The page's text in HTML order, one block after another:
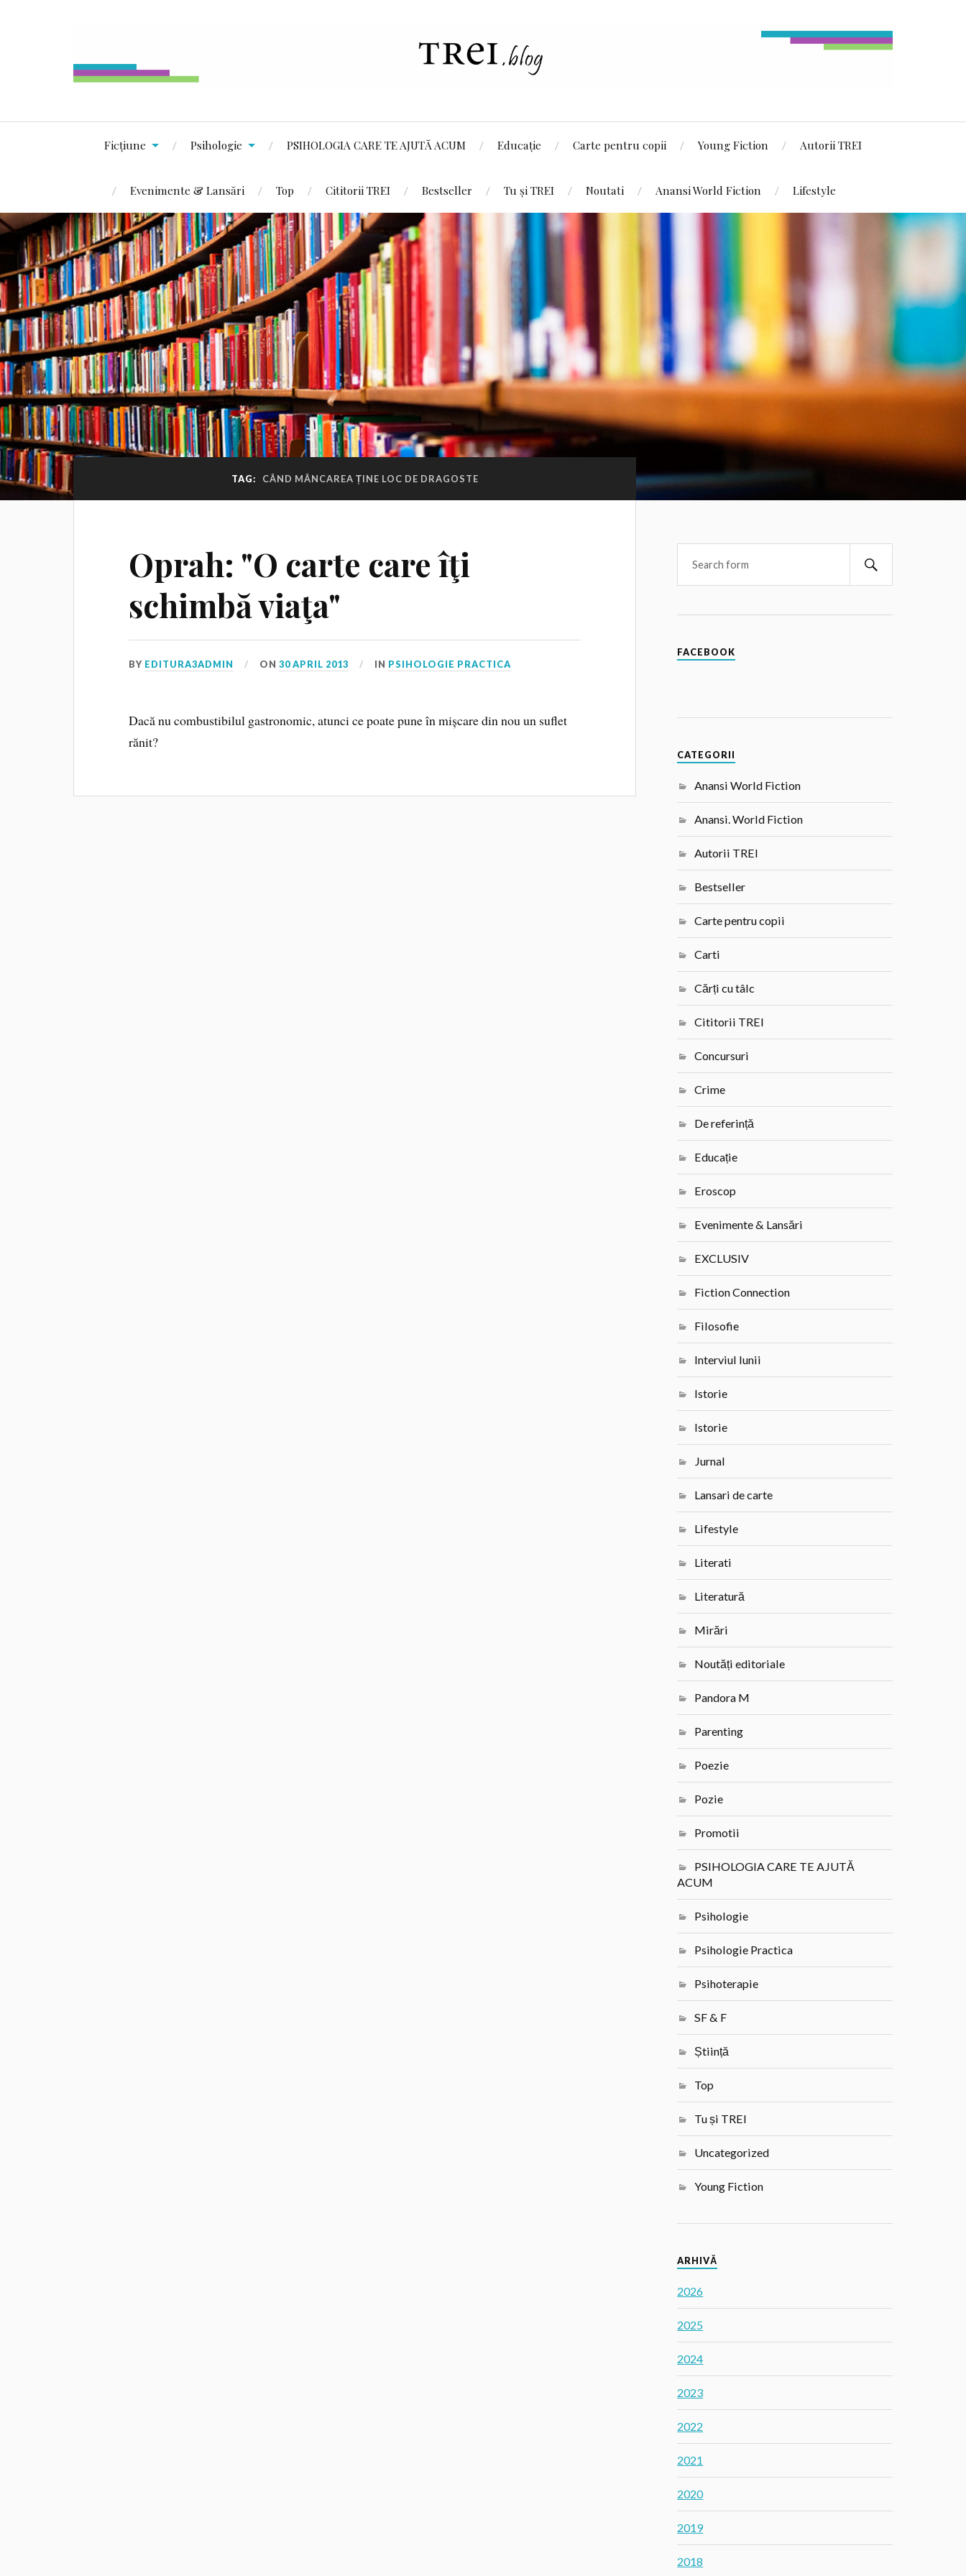
Ficțiune Psihologie PSIHOLOGIA CARE TE AJUTĂ ACUM Educație Carte pentru copii Young Fiction Autorii TREI
Evenimente & Lansări Top Cititorii TREI Bestseller Tu și TREI Noutati Anansi World Fiction Lifestyle
TAG: CÂND MÂNCAREA ȚINE LOC DE DRAGOSTE
Oprah: "O carte care îţi
schimbă viaţa"
BY EDITURA3ADMIN ON30 APRIL 2013 IN PSIHOLOGIE PRACTICA
Dacă nu combustibilul gastronomic, atunci ce poate pune în mișcare din nou un suflet
rănit?
FACEBOOK
CATEGORII
Anansi World Fiction
Anansi. World Fiction
Autorii TREI
Bestseller
Carte pentru copii
Carti
Cărți cu tâlc
Cititorii TREI
Concursuri
Crime
De referință
Educație
Eroscop
Evenimente & Lansări
EXCLUSIV
Fiction Connection
Filosofie
Interviul lunii
Istorie
Istorie
Jurnal
Lansari de carte
Lifestyle
Literati
Literatură
Mirări
Noutăți editoriale
Pandora M
Parenting
Poezie
Pozie
Promotii
PSIHOLOGIA CARE TE AJUTĂ
ACUM
Psihologie
Psihologie Practica
Psihoterapie
SF & F
Știință
Top
Tu și TREI
Uncategorized
Young Fiction
ARHIVĂ
2026
2025
2024
2023
2022
2021
2020
2019
2018